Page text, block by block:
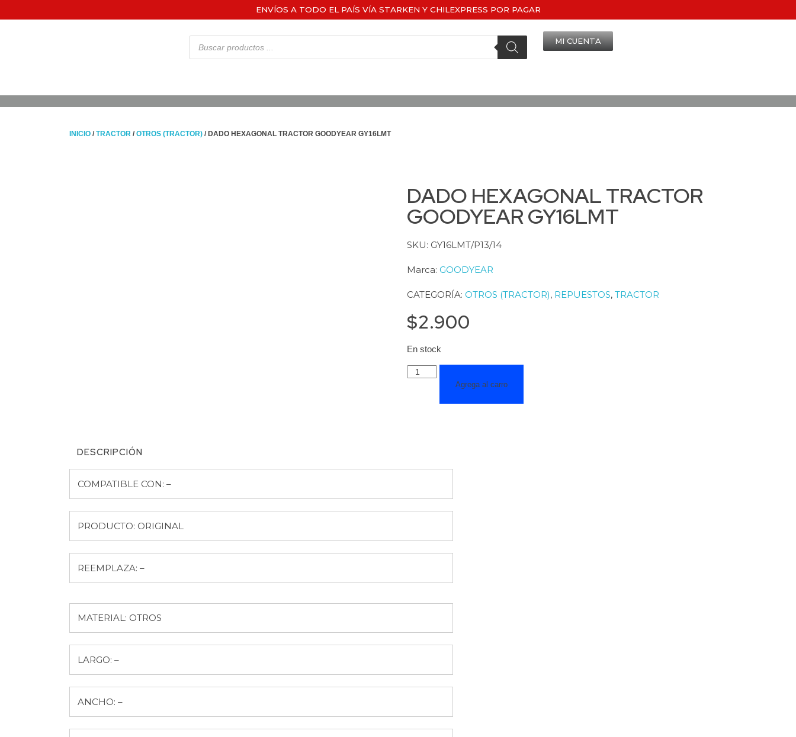
ENVÍOS A TODO EL PAÍS VÍA STARKEN Y CHILEXPRESS POR PAGAR
MI CUENTA
INICIO / TRACTOR / OTROS (TRACTOR) / DADO HEXAGONAL TRACTOR GOODYEAR GY16LMT
DADO HEXAGONAL TRACTOR
GOODYEAR GY16LMT
SKU: GY16LMT/P13/14
Marca: GOODYEAR
CATEGORÍA: OTROS (TRACTOR), REPUESTOS, TRACTOR
$2.900
En stock
Agrega al carro
DESCRIPCIÓN
COMPATIBLE CON: –
PRODUCTO: ORIGINAL
REEMPLAZA: –
MATERIAL: OTROS
LARGO: –
ANCHO: –